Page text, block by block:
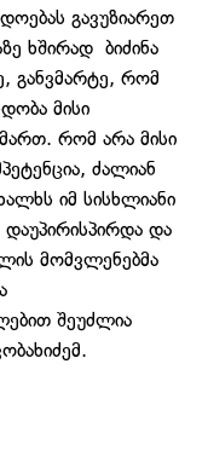
გავუზიარეთ
ხშირად ბიძინა
განვმარტე, რომ
მისი
რომ არა მისი
ძალიან
იმ სისხლიანი
და
მომვლენებმა
შეუძლია